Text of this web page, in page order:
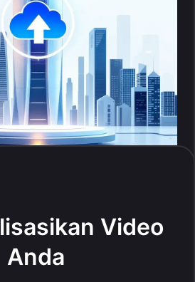
Video
Anda